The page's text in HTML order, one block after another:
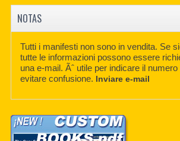
NOTAS
Tutti i manifesti non sono in vendita. Se
tutte le informazioni possono essere
una e-mail. Ãˆ utile per indicare il
evitare confusione. Inviare e-mail